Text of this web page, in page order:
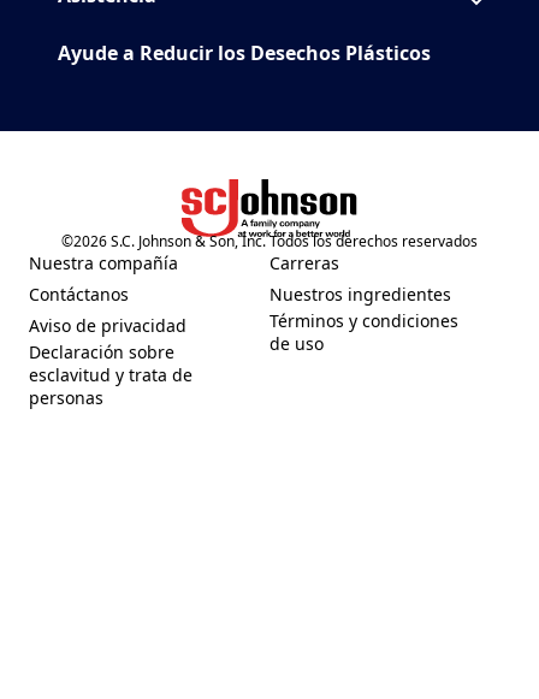
Ayude a Reducir los Desechos Plásticos
(Opens in a new tab)
©2026S.C. Johnson & Son, Inc. Todos los derechos reservados
Nuestra compañía
(Opens in a new tab)
Contáctanos
(Opens in a new tab)
Aviso de privacidad
(Opens in a new tab)
Declaración sobre
esclavitud y trata de
personas
(Opens in a new tab)
Carreras
(Opens in a new tab)
Nuestros ingredientes
(Opens in a new tab)
Términos y condiciones
de uso
(Opens in a new tab)